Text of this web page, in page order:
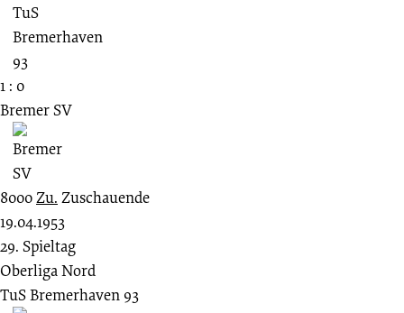
1 : 0
Bremer SV
8000Zu. Zuschauende
19.04.1953
29. Spieltag
Oberliga Nord
TuS Bremerhaven 93